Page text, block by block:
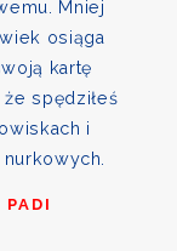
Mniej
osiąga
kartę
spędziłeś
i